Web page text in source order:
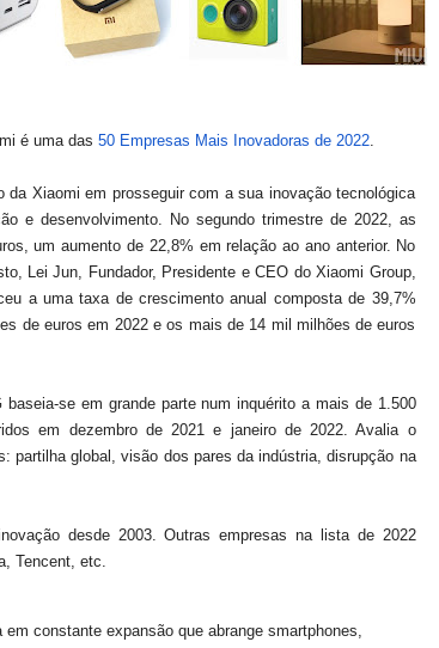
é uma das 50 Empresas Mais Inovadoras de 2022.
Xiaomi em prosseguir com a sua inovação tecnológica
e desenvolvimento. No segundo trimestre de 2022, as
um aumento de 22,8% em relação ao ano anterior. No
Lei Jun, Fundador, Presidente e CEO do Xiaomi Group,
a uma taxa de crescimento anual composta de 39,7%
de euros em 2022 e os mais de 14 mil milhões de euros
se em grande parte num inquérito a mais de 1.500
em dezembro de 2021 e janeiro de 2022. Avalia o
partilha global, visão dos pares da indústria, disrupção na
desde 2003. Outras empresas na lista de 2022
Tencent, etc.
constante expansão que abrange smartphones,